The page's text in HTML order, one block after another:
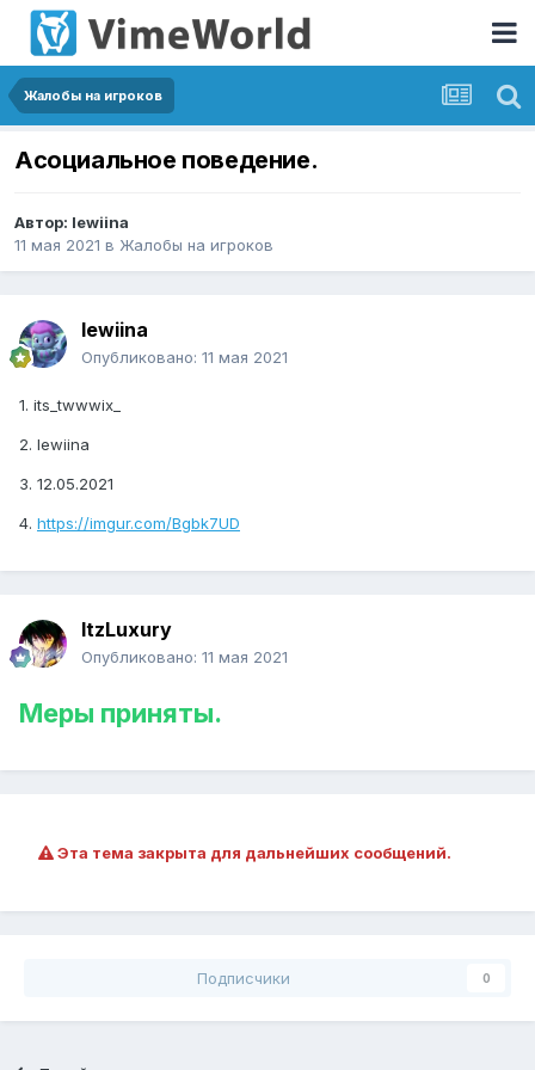
Жалобы на игроков
Асоциальное поведение.
Автор: lewiina
11 мая 2021 в Жалобы на игроков
lewiina
Опубликовано: 11 мая 2021
1. its_twwwix_
2. lewiina
3. 12.05.2021
4. https://imgur.com/Bgbk7UD
ItzLuxury
Опубликовано: 11 мая 2021
Меры приняты.
Эта тема закрыта для дальнейших сообщений.
Подписчики 0